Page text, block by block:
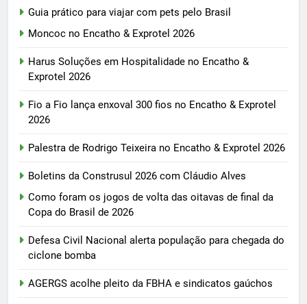
Guia prático para viajar com pets pelo Brasil
Moncoc no Encatho & Exprotel 2026
Harus Soluções em Hospitalidade no Encatho &
Exprotel 2026
Fio a Fio lança enxoval 300 fios no Encatho & Exprotel
2026
Palestra de Rodrigo Teixeira no Encatho & Exprotel 2026
Boletins da Construsul 2026 com Cláudio Alves
Como foram os jogos de volta das oitavas de final da
Copa do Brasil de 2026
Defesa Civil Nacional alerta população para chegada do
ciclone bomba
AGERGS acolhe pleito da FBHA e sindicatos gaúchos